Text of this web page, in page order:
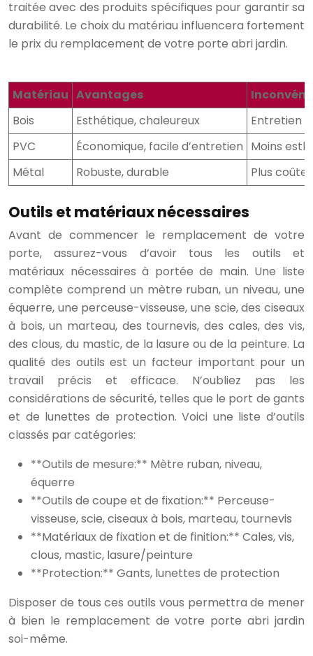
traitée avec des produits spécifiques pour garantir sa
durabilité. Le choix du matériau influencera fortement
le prix du remplacement de votre porte abri jardin.
Matériau Avantages
Bois
Esthétique, chaleureux
Entretien
PVC
Économique, facile d’entretien Moins
Métal
Robuste, durable Plus
Outils et matériaux nécessaires
Avant de commencer le remplacement de votre
porte, assurez-vous d’avoir tous les outils et
matériaux nécessaires à portée de main. Une liste
complète comprend un mètre ruban, un niveau, une
équerre, une perceuse-visseuse, une scie, des ciseaux
à bois, un marteau, des tournevis, des cales, des vis,
des clous, du mastic, de la lasure ou de la peinture. La
qualité des outils est un facteur important pour un
travail précis et efficace. N’oubliez pas les
considérations de sécurité, telles que le port de gants
et de lunettes de protection. Voici une liste d’outils
classés par catégories:
**Outils de mesure:** Mètre ruban, niveau,
équerre
**Outils de coupe et de fixation:** Perceuse-
visseuse, scie, ciseaux à bois, marteau, tournevis
**Matériaux de fixation et de finition:** Cales, vis,
clous, mastic, lasure/peinture
**Protection:** Gants, lunettes de protection
Disposer de tous ces outils vous permettra de mener
à bien le remplacement de votre porte abri jardin
soi-même.